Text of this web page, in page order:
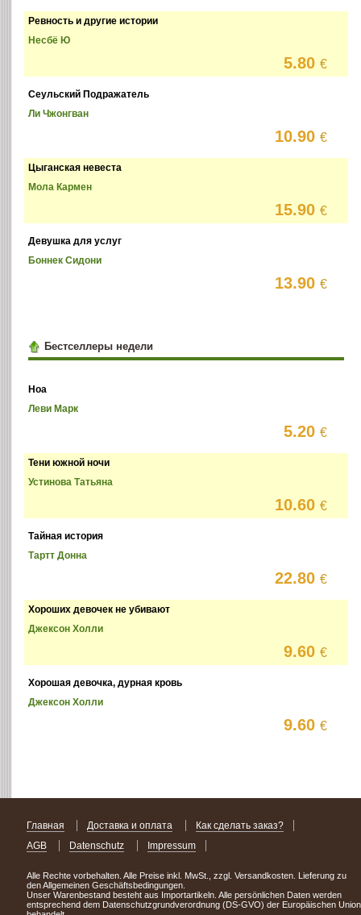
Ревность и другие истории
Несбё Ю
5.80€
Сеульский Подражатель
Ли Чжонгван
10.90€
Цыганская невеста
Мола Кармен
15.90€
Девушка для услуг
Боннек Сидони
13.90€
Бестселлеры недели
Ноа
Леви Марк
5.20€
Тени южной ночи
Устинова Татьяна
10.60€
Тайная история
Тартт Донна
22.80€
Хороших девочек не убивают
Джексон Холли
9.60€
Хорошая девочка, дурная кровь
Джексон Холли
9.60€
Главная Доставка и оплата
Как сделать заказ?
AGB
Datenschutz Impressum
Alle Rechte vorbehalten. Alle Preise inkl. MwSt., zzgl. Versandkosten. Lieferung zu
den Allgemeinen Geschäftsbedingungen.
Unser Warenbestand besteht aus Importartikeln. Alle persönlichen Daten werden
entsprechend dem Datenschutzgrundverordnung (DS-GVO) der Europäischen Union